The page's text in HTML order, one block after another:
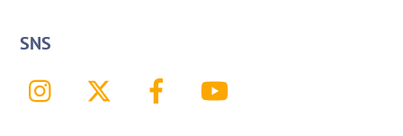
SNS
Instagram Facebook